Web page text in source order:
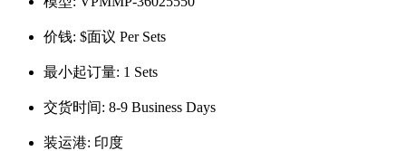
价钱: $面议 Per Sets
最小起订量: 1 Sets
交货时间: 8-9 Business Days
装运港: 印度